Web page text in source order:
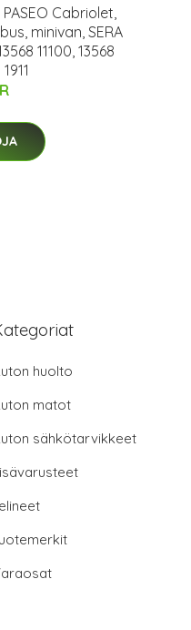
Cabriolet,
minivan, SERA
11100, 13568
huolto
matot
sähkötarvikkeet